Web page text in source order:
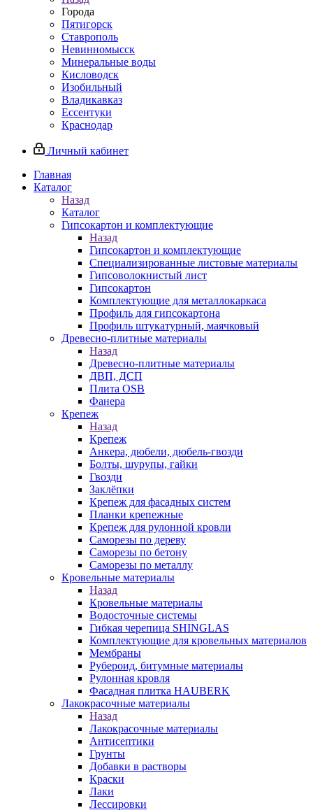
Города
Пятигорск
Ставрополь
Невинномысск
Минеральные воды
Кисловодск
Изобильный
Владикавказ
Ессентуки
Краснодар
Личный кабинет
Главная
Каталог
Назад
Каталог
Гипсокартон и комплектующие
Назад
Гипсокартон и комплектующие
Специализированные листовые материалы
Гипсоволокнистый лист
Гипсокартон
Комплектующие для металлокаркаса
Профиль для гипсокартона
Профиль штукатурный, маячковый
Древесно-плитные материалы
Назад
Древесно-плитные материалы
ДВП, ДСП
Плита OSB
Фанера
Крепеж
Назад
Крепеж
Анкера, дюбели, дюбель-гвозди
Болты, шурупы, гайки
Гвозди
Заклёпки
Крепеж для фасадных систем
Планки крепежные
Крепеж для рулонной кровли
Саморезы по дереву
Саморезы по бетону
Саморезы по металлу
Кровельные материалы
Назад
Кровельные материалы
Водосточные системы
Гибкая черепица SHINGLAS
Комплектующие для кровельных материалов
Мембраны
Рубероид, битумные материалы
Рулонная кровля
Фасадная плитка HAUBERK
Лакокрасочные материалы
Назад
Лакокрасочные материалы
Антисептики
Грунты
Добавки в растворы
Краски
Лаки
Лессировки